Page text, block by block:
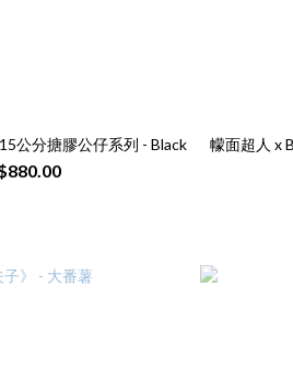
公分搪膠公仔系列 - Black 幪面超人 x